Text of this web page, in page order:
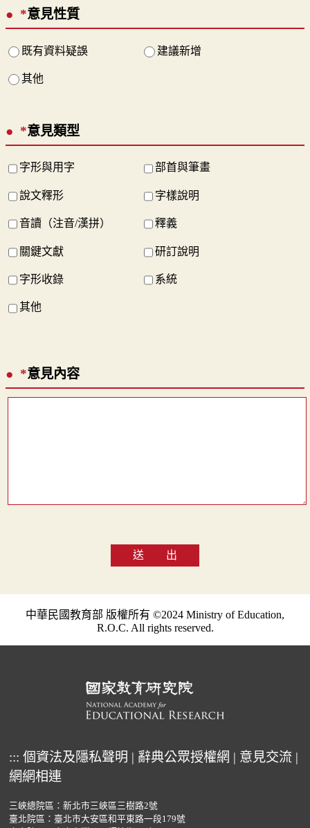
*意見性質
既有資料疑誤 建議新增
其他
*意見類型
字形與用字 部首與筆畫
說文釋形 字樣說明
音讀（注音/漢拼） 釋義
關鍵文獻 研訂說明
字形收錄 系統
其他
*意見內容
送 出
中華民國教育部 版權所有 ©2024 Ministry of Education,
R.O.C. All rights reserved.
::: 個資法及隱私聲明 | 辭典公眾授權網 | 意見交流 |
網網相連
三峽總院區：新北市三峽區三樹路2號
臺北院區：臺北市大安區和平東路一段179號